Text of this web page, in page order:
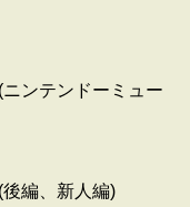
ンテンドーミュー
編、新人編)